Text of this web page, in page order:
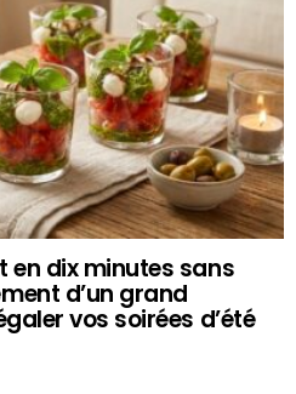
en dix minutes sans
d’un grand
vos soirées d’été